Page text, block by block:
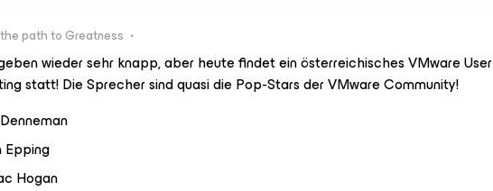
path to Greatness
wieder sehr knapp, aber heute findet ein österreichisches VMware User
statt! Die Sprecher sind quasi die Pop-Stars der VMware Community!
Epping
Hogan